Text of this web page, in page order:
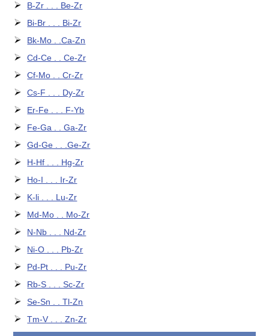
B-Zr . . . Be-Zr
Bi-Br . . . Bi-Zr
Bk-Mo . .Ca-Zn
Cd-Ce . . Ce-Zr
Cf-Mo . . Cr-Zr
Cs-F . . . Dy-Zr
Er-Fe . . . F-Yb
Fe-Ga . . Ga-Zr
Gd-Ge . . .Ge-Zr
H-Hf . . . Hg-Zr
Ho-I . . . Ir-Zr
K-li . . . Lu-Zr
Md-Mo . . Mo-Zr
N-Nb . . . Nd-Zr
Ni-O . . . Pb-Zr
Pd-Pt . . . Pu-Zr
Rb-S . . . Sc-Zr
Se-Sn . . Tl-Zn
Tm-V . . . Zn-Zr